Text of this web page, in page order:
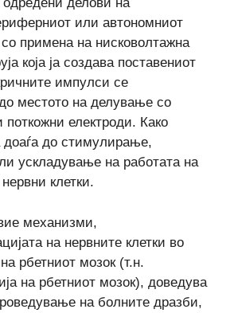
или автономниот
примена на нисковолтажна
која ја создава поставениот
импулси се
местото на делување со
поткожни електроди. Како
доаѓа до стимулирање,
ускладување на работата на
клетки.
механизми,
на нервните клетки во
рбетниот мозок (т.н.
на рбетниот мозок), доведува
на болните дразби,